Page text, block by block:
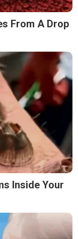
From A Drop
Inside Your